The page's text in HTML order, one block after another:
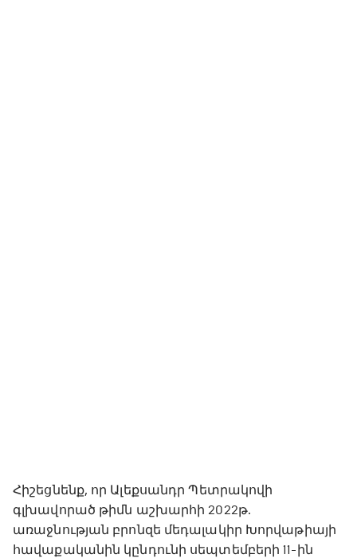
Հիշեցնենք, որ Ալեքսանդր Պետրակովի
գլխավորած թիմն աշխարհի 2022թ.
առաջնության բրոնզե մեդալակիր Խորվաթիայի
հավաքականին կընդունի սեպտեմբերի 11-ին